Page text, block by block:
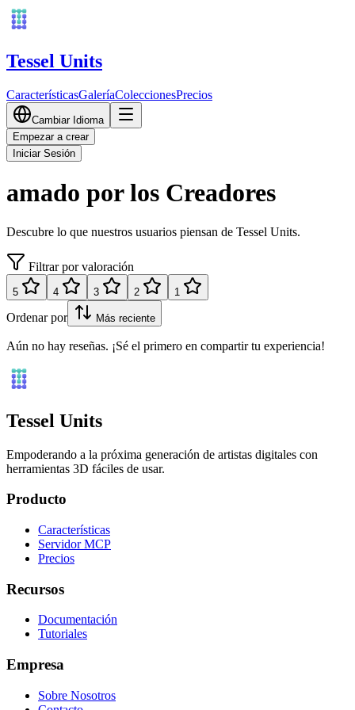
Tessel Units
CaracterísticasGaleríaColeccionesPrecios
Cambiar Idioma
Empezar a crear
Iniciar Sesión
amado por los Creadores
Descubre lo que nuestros usuarios piensan de Tessel Units.
Filtrar por valoración
5 4 3 2 1
Ordenar por Más reciente
Aún no hay reseñas. ¡Sé el primero en compartir tu experiencia!
Tessel Units
Empoderando a la próxima generación de artistas digitales con
herramientas 3D fáciles de usar.
Producto
Características
Servidor MCP
Precios
Recursos
Documentación
Tutoriales
Empresa
Sobre Nosotros